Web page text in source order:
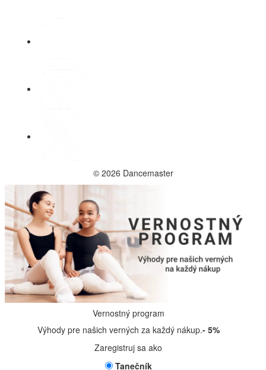
© 2026 Dancemaster
Vernostný program
Výhody pre našich verných za každý nákup.- 5%
Zaregistruj sa ako
Tanečník